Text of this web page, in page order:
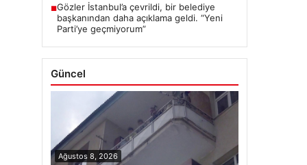
■Gözler İstanbul’a çevrildi, bir belediye
başkanından daha açıklama geldi. “Yeni
Parti’ye geçmiyorum”
Güncel
Ağustos 8, 2026